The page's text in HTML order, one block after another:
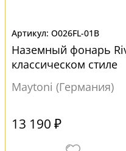
O026FL-01B
Наземный фонарь
классическом стиле
Maytoni (Германия)
13 190 ₽